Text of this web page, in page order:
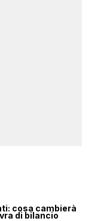
cosa cambierà
di bilancio